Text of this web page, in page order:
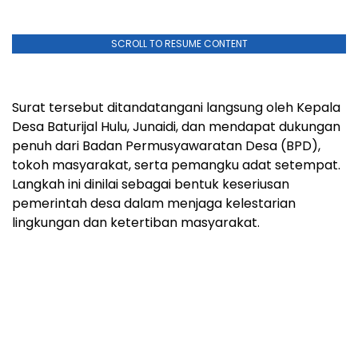
SCROLL TO RESUME CONTENT
Surat tersebut ditandatangani langsung oleh Kepala
Desa Baturijal Hulu, Junaidi, dan mendapat dukungan
penuh dari Badan Permusyawaratan Desa (BPD),
tokoh masyarakat, serta pemangku adat setempat.
Langkah ini dinilai sebagai bentuk keseriusan
pemerintah desa dalam menjaga kelestarian
lingkungan dan ketertiban masyarakat.